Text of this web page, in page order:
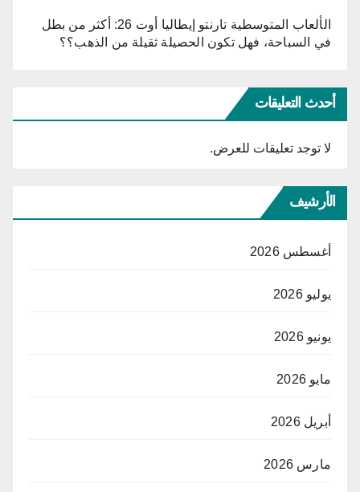
الألعاب المتوسطية تارنتو إيطاليا أوت 26: أكثر من بطل
في السباحة، فهل تكون الحصيلة ثقيلة من الذهب؟؟
أحدث التعليقات
لا توجد تعليقات للعرض.
الأرشيف
أغسطس 2026
يوليو 2026
يونيو 2026
مايو 2026
أبريل 2026
مارس 2026